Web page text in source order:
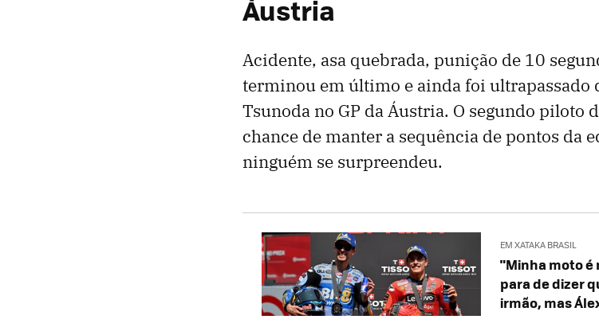
Áustria
Acidente, asa quebrada, punição de 10
terminou em último e ainda foi ultrapassado
Tsunoda no GP da Áustria. O segundo piloto
chance de manter a sequência de pontos da
ninguém se surpreendeu.
EM XATAKA BRASIL
"Minha moto é
para de dizer
irmão, mas